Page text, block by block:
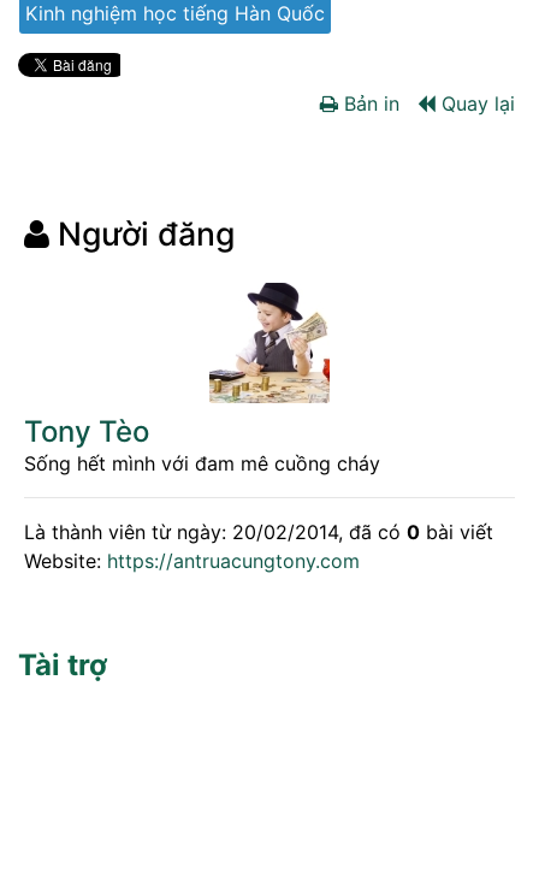
Kinh nghiệm học tiếng Hàn Quốc
Bản in Quay lại
Người đăng
Tony Tèo
Sống hết mình với đam mê cuồng cháy
Là thành viên từ ngày: 20/02/2014, đã có 0 bài viết
Website: https://antruacungtony.com
Tài trợ